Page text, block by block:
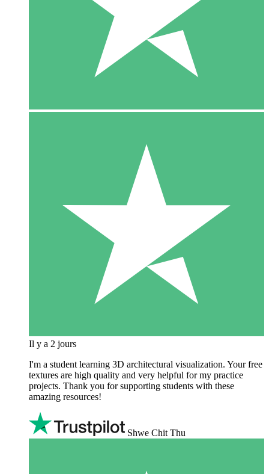
Il y a 2 jours
I'm a student learning 3D architectural visualization. Your free
textures are high quality and very helpful for my practice
projects. Thank you for supporting students with these
amazing resources!
Shwe Chit Thu